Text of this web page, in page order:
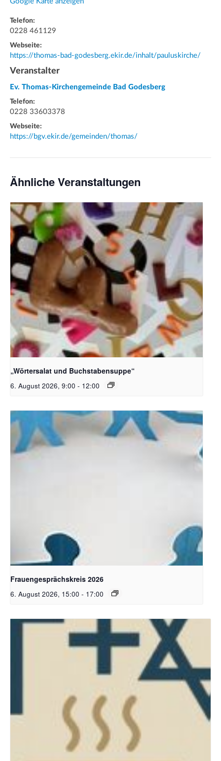
Telefon:
0228 461129
Webseite:
https://thomas-bad-godesberg.ekir.de/inhalt/pauluskirche/
Veranstalter
Ev. Thomas-Kirchengemeinde Bad Godesberg
Telefon:
0228 33603378
Webseite:
https://bgv.ekir.de/gemeinden/thomas/
Ähnliche Veranstaltungen
Bildquelle_ Pixabay Free_Christoph Meinersmann
„Wörtersalat und Buchstabensuppe“
6. August 2026, 9:00 - 12:00
Bildquelle Pixabay
Frauengesprächskreis 2026
6. August 2026, 15:00 - 17:00